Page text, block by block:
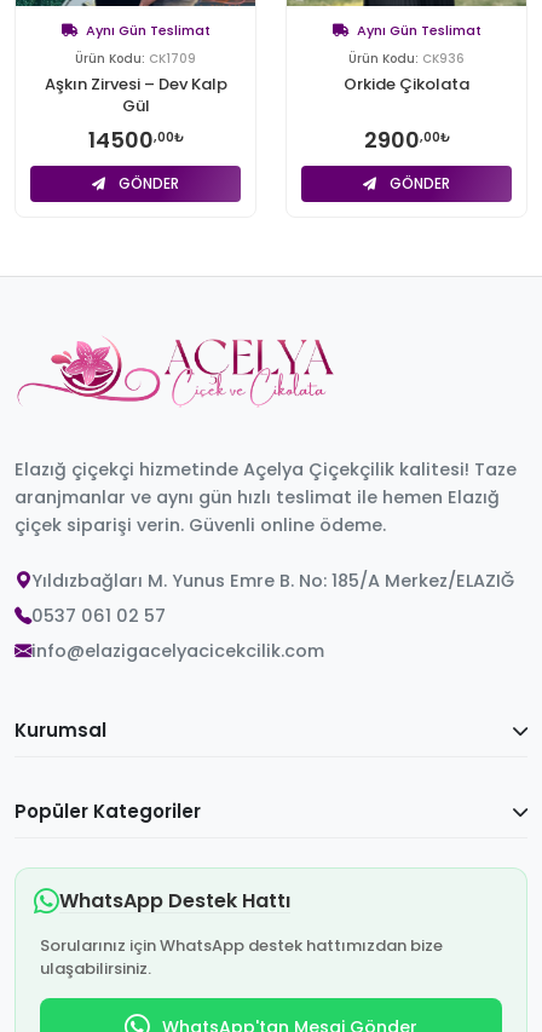
Aynı Gün Teslimat
Ürün Kodu: CK1709
Aşkın Zirvesi – Dev Kalp
Gül
14500,00₺
GÖNDER
Aynı Gün Teslimat
Ürün Kodu: CK936
Orkide Çikolata
2900,00₺
GÖNDER
Elazığ çiçekçi hizmetinde Açelya Çiçekçilik kalitesi! Taze
aranjmanlar ve aynı gün hızlı teslimat ile hemen Elazığ
çiçek siparişi verin. Güvenli online ödeme.
Yıldızbağları M. Yunus Emre B. No: 185/A Merkez/ELAZIĞ
0537 061 02 57
info@elazigacelyacicekcilik.com
Kurumsal
Popüler Kategoriler
WhatsApp Destek Hattı
Sorularınız için WhatsApp destek hattımızdan bize
ulaşabilirsiniz.
WhatsApp'tan Mesaj Gönder